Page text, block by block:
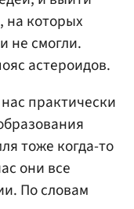
на которых
не смогли.
астероидов.
практически
тоже когда-то
они все
По словам